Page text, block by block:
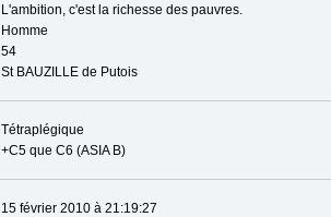
L'ambition, c'est la richesse des pauvres.
Homme
54
St BAUZILLE de Putois
Tétraplégique
+C5 que C6 (ASIA B)
15 février 2010 à 21:19:27